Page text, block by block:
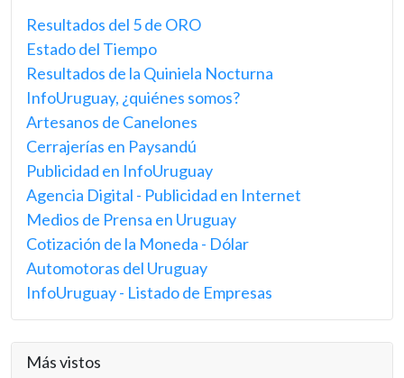
Resultados del 5 de ORO
Estado del Tiempo
Resultados de la Quiniela Nocturna
InfoUruguay, ¿quiénes somos?
Artesanos de Canelones
Cerrajerías en Paysandú
Publicidad en InfoUruguay
Agencia Digital - Publicidad en Internet
Medios de Prensa en Uruguay
Cotización de la Moneda - Dólar
Automotoras del Uruguay
InfoUruguay - Listado de Empresas
Más vistos